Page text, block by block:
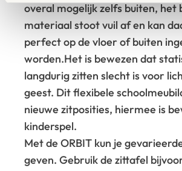
overal mogelijk zelfs buiten, het
materiaal stoot vuil af en kan
perfect op de vloer of buiten
worden.Het is bewezen dat
langdurig zitten slecht is voor
geest. Dit flexibele
nieuwe zitposities, hiermee is
kinderspel.
Met de ORBIT kun je
geven. Gebruik de zittafel